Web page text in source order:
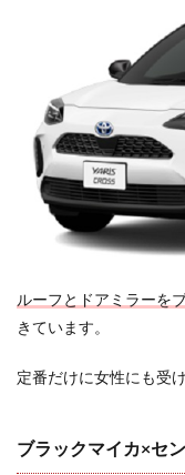
ルーフとドアミラーを
きています。
定番だけに女性にも受
ブラックマイカ×セ